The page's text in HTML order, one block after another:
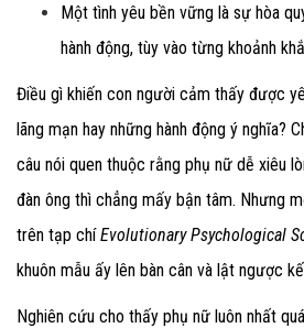
Một tình yêu bền vững là sự hòa
hành động, tùy vào từng khoảnh
Điều gì khiến con người cảm thấy được
lãng mạn hay những hành động ý nghĩa?
câu nói quen thuộc rằng phụ nữ dễ xiêu
đàn ông thì chẳng mấy bận tâm. Nhưng
trên tạp chíEvolutionary Psychological
khuôn mẫu ấy lên bàn cân và lật ngược
Nghiên cứu cho thấy phụ nữ luôn nhất